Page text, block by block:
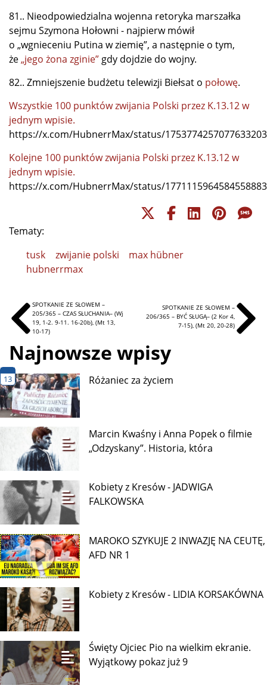
81.. Nieodpowiedzialna wojenna retoryka marszałka
sejmu Szymona Hołowni - najpierw mówił
o „wgnieceniu Putina w ziemię”, a następnie o tym,
że„jego żona zginie” gdy dojdzie do wojny.
82.. Zmniejszenie budżetu telewizji Biełsat o połowę.
Wszystkie 100 punktów zwijania Polski przez K.13.12 w
jednym wpisie.
https://x.com/HubnerrMax/status/1753774257077633203
Kolejne 100 punktów zwijania Polski przez K.13.12 w
jednym wpisie.
https://x.com/HubnerrMax/status/1771115964584558883
Tematy:
tusk
zwijanie polski
max hübner
hubnerrmax
SPOTKANIE ZE SŁOWEM –
205/365 – CZAS SŁUCHANIA– (Wj
19, 1-2. 9-11. 16-20b), (Mt 13,
10-17)
SPOTKANIE ZE SŁOWEM –
206/365 – BYĆ SŁUGĄ– (2 Kor 4,
7-15), (Mt 20, 20-28)
Najnowsze wpisy
13 Różaniec za życiem
Marcin Kwaśny i Anna Popek o filmie
„Odzyskany”. Historia, która
Kobiety z Kresów - JADWIGA
FALKOWSKA
MAROKO SZYKUJE 2 INWAZJĘ NA CEUTĘ,
AFD NR 1
Kobiety z Kresów - LIDIA KORSAKÓWNA
Święty Ojciec Pio na wielkim ekranie.
Wyjątkowy pokaz już 9